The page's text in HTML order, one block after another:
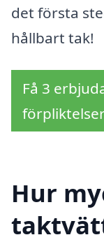
det första
hållbart tak!
Få 3
Hur